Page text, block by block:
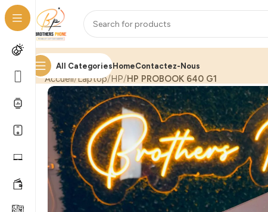
All CategoriesHomeContactez-Nous
Accueil Laptop HP HP PROBOOK 640 G1